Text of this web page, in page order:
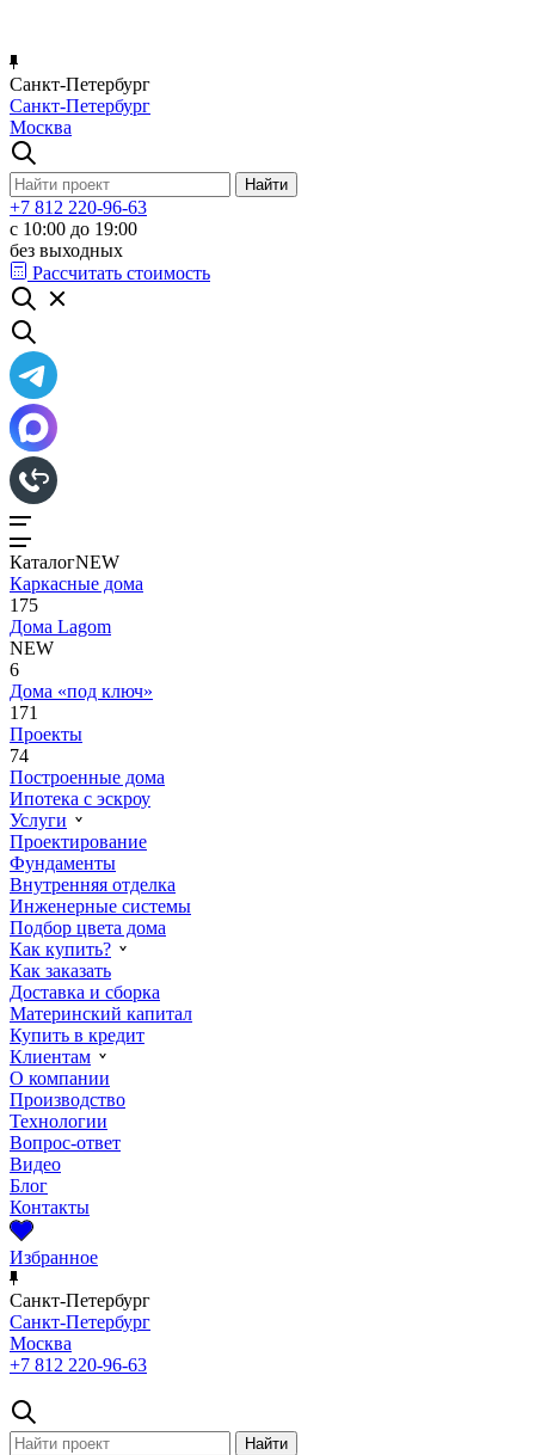
Санкт-Петербург
Санкт-Петербург
Москва
+7 812 220-96-63
с 10:00 до 19:00
без выходных
Рассчитать стоимость
КаталогNEW
Каркасные дома
175
Дома Lagom
NEW
6
Дома «под ключ»
171
Проекты
74
Построенные дома
Ипотека с эскроу
Услуги
Проектирование
Фундаменты
Внутренняя отделка
Инженерные системы
Подбор цвета дома
Как купить?
Как заказать
Доставка и сборка
Материнский капитал
Купить в кредит
Клиентам
О компании
Производство
Технологии
Вопрос-ответ
Видео
Блог
Контакты
Избранное
Санкт-Петербург
Санкт-Петербург
Москва
+7 812 220-96-63